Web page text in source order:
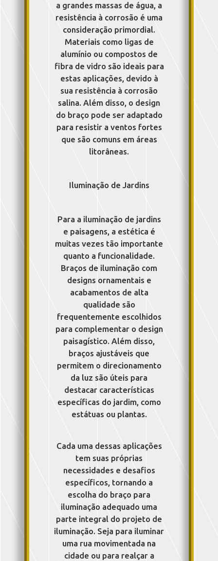
a grandes massas de água, a
resistência à corrosão é uma
consideração primordial.
Materiais como ligas de
alumínio ou compostos de
fibra de vidro são ideais para
estas aplicações, devido à
sua resistência à corrosão
salina. Além disso, o design
do braço pode ser adaptado
para resistir a ventos fortes
que são comuns em áreas
litorâneas.
Iluminação de Jardins
Para a iluminação de jardins
e paisagens, a estética é
muitas vezes tão importante
quanto a funcionalidade.
Braços de iluminação com
designs ornamentais e
acabamentos de alta
qualidade são
frequentemente escolhidos
para complementar o design
paisagístico. Além disso,
braços ajustáveis que
permitem o direcionamento
da luz são úteis para
destacar características
específicas do jardim, como
estátuas ou plantas.
Cada uma dessas aplicações
tem suas próprias
necessidades e desafios
específicos, tornando a
escolha do braço para
iluminação adequado uma
parte integral do projeto de
iluminação. Seja para iluminar
uma rua movimentada na
cidade ou para realçar a